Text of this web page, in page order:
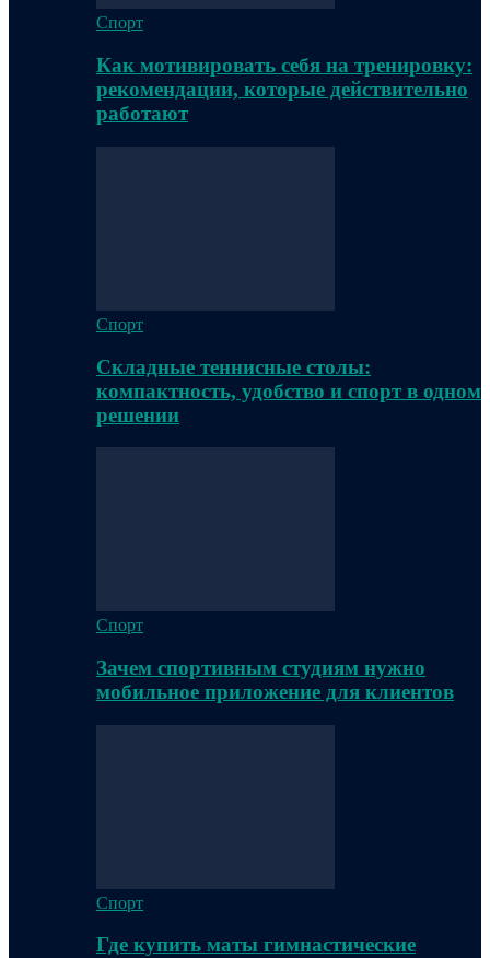
Спорт
Как мотивировать себя на тренировку:
рекомендации, которые действительно
работают
Спорт
Складные теннисные столы:
компактность, удобство и спорт в одном
решении
Спорт
Зачем спортивным студиям нужно
мобильное приложение для клиентов
Спорт
Где купить маты гимнастические